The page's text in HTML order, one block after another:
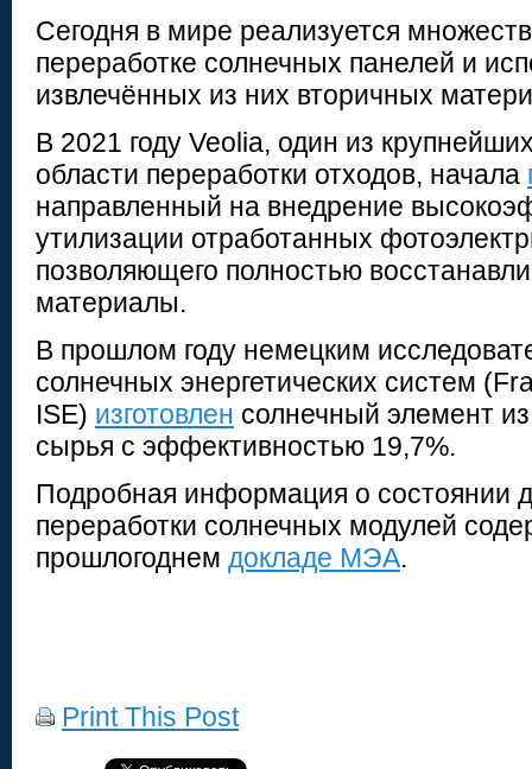
Сегодня в мире реализуется
переработке солнечных панелей и
извлечённых из них вторичных
В 2021 году Veolia, один из
области переработки отходов, начала
направленный на внедрение
утилизации отработанных
позволяющего полностью
материалы.
В прошлом году немецким
солнечных энергетических систем
ISE) изготовлен солнечный элемент
сырья с эффективностью 19,7%.
Подробная информация о состоянии
переработки солнечных модулей
прошлогоднем докладе МЭА.
Print This Post